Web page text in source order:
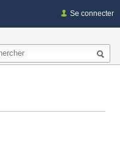
Se connecter